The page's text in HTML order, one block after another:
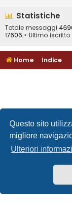
Questo sito
migliore
Ulteriori
Statistiche
Totale messaggi
17606 • Ultimo iscritto
Home Indice